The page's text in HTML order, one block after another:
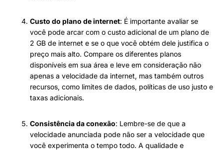
Custo do plano de internet: É importante avaliar se
você pode arcar com o custo adicional de um plano de
2 GB de internet e se o que você obtém dele justifica o
preço mais alto. Compare os diferentes planos
disponíveis em sua área e leve em consideração não
apenas a velocidade da internet, mas também outros
recursos, como limites de dados, políticas de uso justo e
taxas adicionais.
Consistência da conexão: Lembre-se de que a
velocidade anunciada pode não ser a velocidade que
você experimenta o tempo todo. A qualidade e